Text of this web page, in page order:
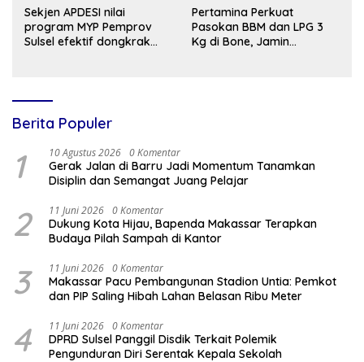
Sekjen APDESI nilai
program MYP Pemprov
Sulsel efektif dongkrak
Pertamina Perkuat
Pasokan BBM dan LPG 3
Kg di Bone, Jamin
Berita Populer
1 10 Agustus 2026 0 Komentar
Gerak Jalan di Barru Jadi Momentum Tanamkan
Disiplin dan Semangat Juang Pelajar
2 11 Juni 2026 0 Komentar
Dukung Kota Hijau, Bapenda Makassar Terapkan
Budaya Pilah Sampah di Kantor
3 11 Juni 2026 0 Komentar
Makassar Pacu Pembangunan Stadion Untia: Pemkot
dan PIP Saling Hibah Lahan Belasan Ribu Meter
4 11 Juni 2026 0 Komentar
DPRD Sulsel Panggil Disdik Terkait Polemik
Pengunduran Diri Serentak Kepala Sekolah